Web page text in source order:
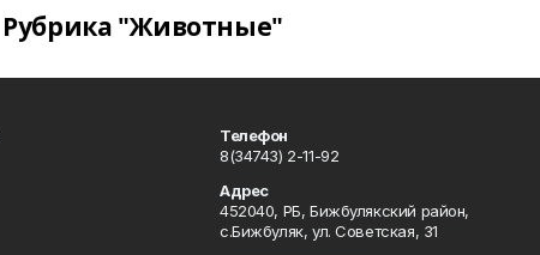
Рубрика "Животные"
Телефон
8(34743) 2-11-92
Адрес
452040, РБ, Бижбулякский район,
с.Бижбуляк, ул. Советская, 31